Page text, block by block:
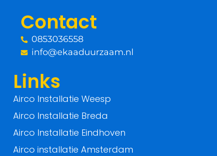
k
-
Contact
0853036558
info@ekaaduurzaam.nl
Links
Airco Installatie Weesp
Airco Installatie Breda
Airco Installatie Eindhoven
Airco installatie Amsterdam